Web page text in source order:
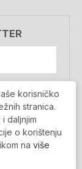
bazu
korisničko
stranica.
daljnjim
o korištenju
na više